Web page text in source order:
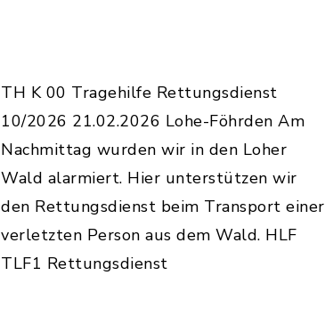
TH K 00 Tragehilfe Rettungsdienst
10/2026 21.02.2026 Lohe-Föhrden Am
Nachmittag wurden wir in den Loher
Wald alarmiert. Hier unterstützen wir
den Rettungsdienst beim Transport einer
verletzten Person aus dem Wald. HLF
TLF1 Rettungsdienst